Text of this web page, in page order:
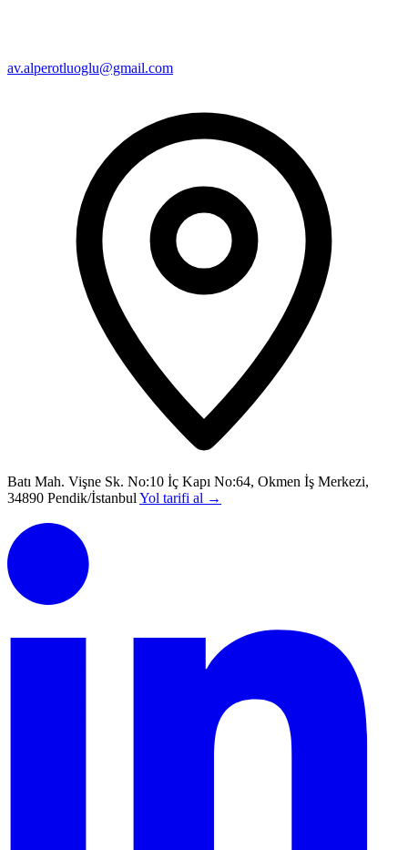
av.alperotluoglu@gmail.com
Batı Mah. Vişne Sk. No:10 İç Kapı No:64, Okmen İş Merkezi,
34890 Pendik/İstanbul Yol tarifi al →